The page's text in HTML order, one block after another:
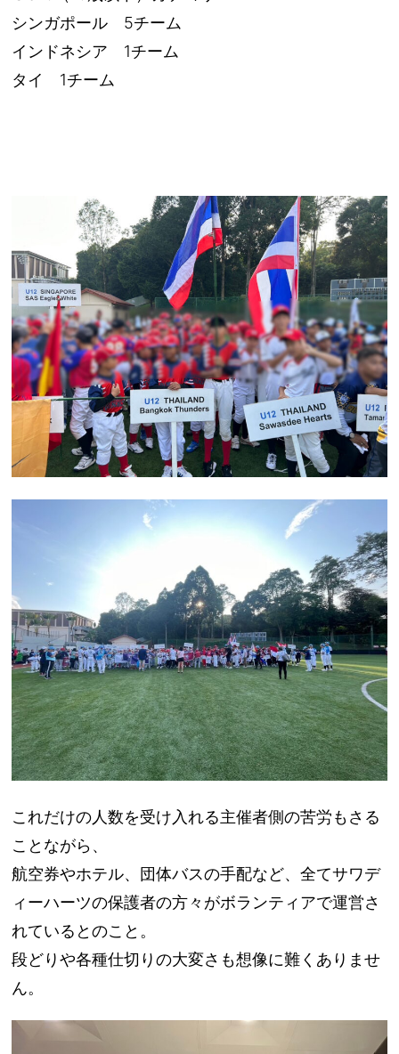
シンガポール 5チーム
インドネシア 1チーム
タイ 1チーム
これだけの人数を受け入れる主催者側の苦労もさる
ことながら、
航空券やホテル、団体バスの手配など、全てサワデ
ィーハーツの保護者の方々がボランティアで運営さ
れているとのこと。
段どりや各種仕切りの大変さも想像に難くありませ
ん。